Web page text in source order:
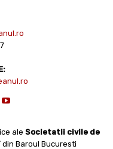
ale Societatii civile de
din Baroul Bucuresti